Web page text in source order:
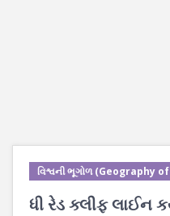
વિશ્વની ભૂગોળ (Geography
ધી રેડ ક્લીફ લાઈન